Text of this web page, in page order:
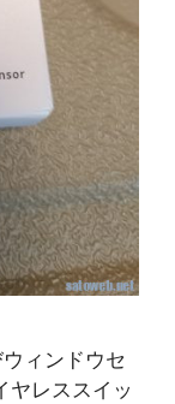
ィンドウセ
レススイッ